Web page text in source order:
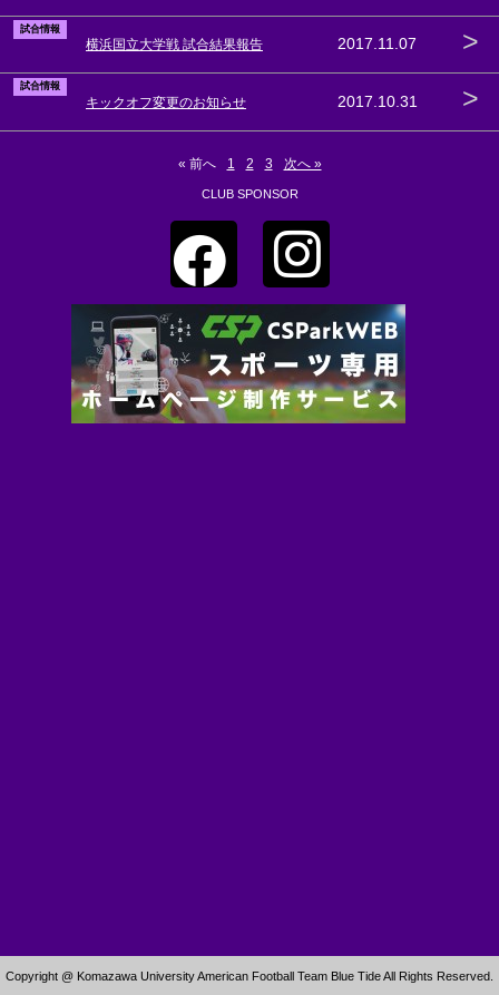
試合情報
横浜国立大学戦 試合結果報告 2017.11.07 >
試合情報
キックオフ変更のお知らせ 2017.10.31 >
« 前へ 1 2 3 次へ »
CLUB SPONSOR
Copyright @ Komazawa University American Football Team Blue Tide All Rights Reserved.